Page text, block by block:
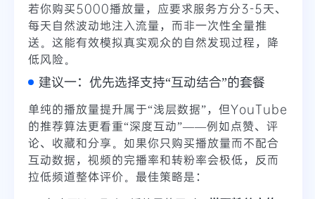
若你购买5000播放量，应要求服务方分3-5天、
每天自然波动地注入流量，而非一次性全量推
送。这能有效模拟真实观众的自然发现过程，降
低风险。
建议一：优先选择支持“互动结合”的套餐
单纯的播放量提升属于“浅层数据”，但YouTube
的推荐算法更看重“深度互动”——例如点赞、评
论、收藏和分享。如果你只购买播放量而不配合
互动数据，视频的完播率和转粉率会极低，反而
拉低频道整体评价。最佳策略是：